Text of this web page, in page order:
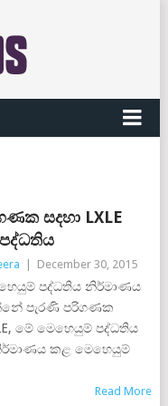
සදහා LXLE
December 30, 2015
පද්ධතිය නිර්මාණය
පැරණි පරිගණක
මේ මෙහෙයුම් පද්ධතිය
කළ මෙහෙයුම්
Read More